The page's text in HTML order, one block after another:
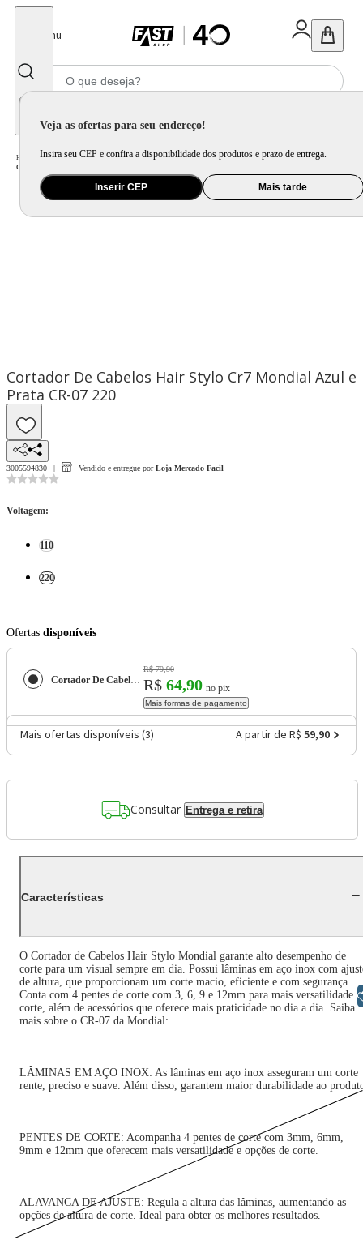
Menu
Veja as ofertas para seu endereço!
Insira seu CEP e confira a disponibilidade dos produtos e prazo de entrega.
Inserir CEP Mais tarde
Home Saúde e Beleza / Cuidado Pessoal / Cortador de Cabelo /
Cortador De Cabelos Hair Stylo Cr7 Mondial Azul e Prata CR-07
Cortador De Cabelos Hair Stylo Cr7 Mondial Azul e
Prata CR-07 220
3005594830 Vendido e entregue por Loja Mercado Facil
Voltagem:
110
220
Ofertas disponíveis
Cortador De Cabelos Hair Stylo Cr7 Mondial Azul e Prata CR-07
R$ 79,90
R$ 64,90 no pix
Mais formas de pagamento
Mais ofertas disponíveis (3) A partir de R$ 59,90
Consultar Entrega e retira
Características
O Cortador de Cabelos Hair Stylo Mondial garante alto desempenho de
corte para um visual sempre em dia. Possui lâminas em aço inox com
de altura, que proporcionam um corte macio, eficiente e com segurança.
Conta com 4 pentes de corte com 3, 6, 9 e 12mm para mais versatilidade
corte, além de acessórios que oferece mais praticidade no dia a dia. Saiba
mais sobre o CR-07 da Mondial:
LÂMINAS EM AÇO INOX: As lâminas em aço inox asseguram um corte
rente, preciso e suave. Além disso, garantem maior durabilidade ao
PENTES DE CORTE: Acompanha 4 pentes de corte com 3mm, 6mm,
9mm e 12mm que oferecem mais versatilidade e opções de corte.
ALAVANCA DE AJUSTE: Regula a altura das lâminas, aumentando as
opções de altura de corte. Ideal para obter os melhores resultados.
Libras